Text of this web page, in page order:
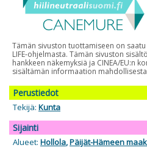
Tämän sivuston tuottamiseen on
LIFE-ohjelmasta. Tämän sivuston
hankkeen näkemyksiä ja CINEA/EU:n
sisältämän informaation
Perustiedot
Tekijä: Kunta
Sijainti
Alueet: Hollola,Päijät-Hämeen